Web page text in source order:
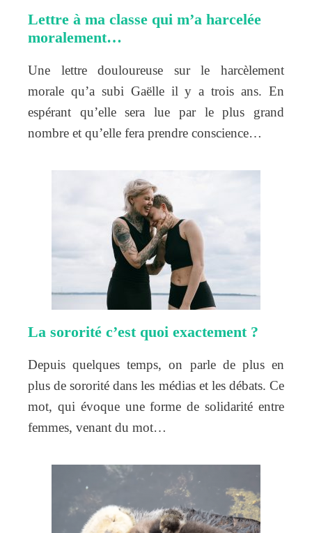
Lettre à ma classe qui m’a harcelée
moralement…
Une lettre douloureuse sur le harcèlement
morale qu’a subi Gaëlle il y a trois ans. En
espérant qu’elle sera lue par le plus grand
nombre et qu’elle fera prendre conscience…
La sororité c’est quoi exactement ?
Depuis quelques temps, on parle de plus en
plus de sororité dans les médias et les débats. Ce
mot, qui évoque une forme de solidarité entre
femmes, venant du mot…